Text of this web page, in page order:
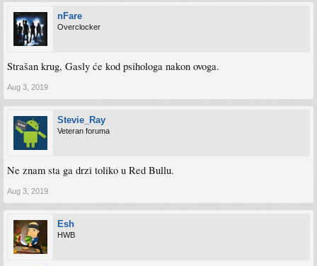
nFare
Overclocker
Strašan krug, Gasly će kod psihologa nakon ovoga.
Aug 3, 2019
Stevie_Ray
Veteran foruma
Ne znam sta ga drzi toliko u Red Bullu.
Aug 3, 2019
Esh
HWB